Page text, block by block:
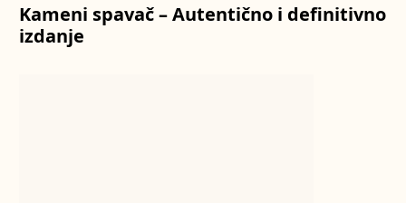
Kameni spavač – Autentično i definitivno
izdanje